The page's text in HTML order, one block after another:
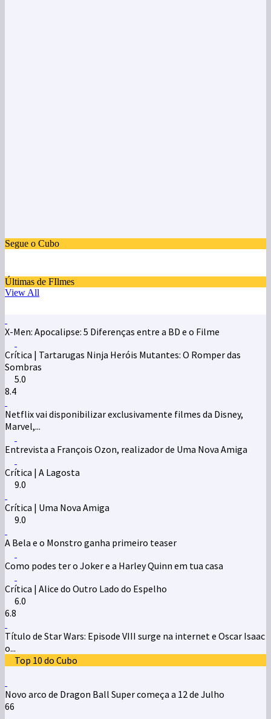
Segue o Cubo
Últimas de FIlmes
View All
X-Men: Apocalipse: 5 Diferenças entre a BD e o Filme
Crítica | Tartarugas Ninja Heróis Mutantes: O Romper das
Sombras
5.0
8.4
Netflix vai disponibilizar exclusivamente filmes da Disney,
Marvel,...
Entrevista a François Ozon, realizador de Uma Nova Amiga
Crítica | A Lagosta
9.0
Crítica | Uma Nova Amiga
9.0
A Bela e o Monstro ganha primeiro teaser
Como podes ter o Joker e a Harley Quinn em tua casa
Crítica | Alice do Outro Lado do Espelho
6.0
6.8
Título de Star Wars: Episode VIII surge na internet e Oscar Isaac
o...
Top 10 do Cubo
Novo arco de Dragon Ball Super começa a 12 de Julho
66